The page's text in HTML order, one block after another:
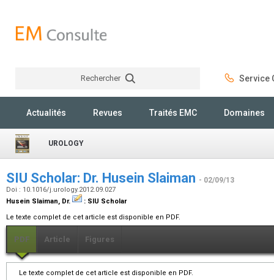
Rechercher Service
Actualités Revues Traités EMC Domaines
UROLOGY
SIU Scholar: Dr. Husein Slaiman - 02/09/13
Doi : 10.1016/j.urology.2012.09.027
Husein Slaiman, Dr. : SIU Scholar
Le texte complet de cet article est disponible en PDF.
PDF Article Figures
Le texte complet de cet article est disponible en PDF.